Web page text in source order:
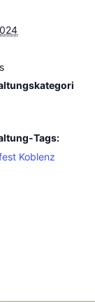
Tags:
Koblenz